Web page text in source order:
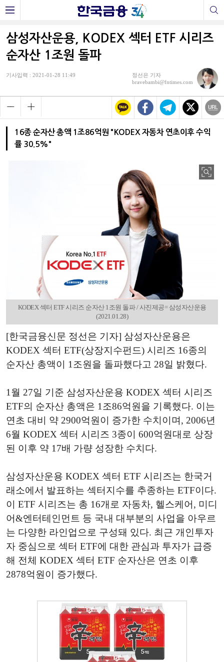
삼성자산운용, KODEX 섹터 ETF 시리즈
순자산 1조원 돌파
기사입력 : 2021-01-28 11:49
정선은 기자
bravebambi@fntimes.com
16종 순자산 총액 1조86억원 "KODEX 자동차 연초이후 수익
률 30.5%"
KODEX 섹터 ETF 시리즈 순자산 1조원 돌파 / 사진제공= 삼성자산운용
(2021.01.28)
[한국금융신문 정선은 기자] 삼성자산운용은
KODEX 섹터 ETF(상장지수펀드) 시리즈 16종의
순자산 총액이 1조원을 돌파했다고 28일 밝혔다.
1월 27일 기준 삼성자산운용 KODEX 섹터 시리즈
ETF의 순자산 총액은 1조86억원을 기록했다. 이는
연초 대비 약 2900억원이 증가한 수치이며, 2006년
6월 KODEX 섹터 시리즈 3종이 600억원대로 상장
된 이후 약 17배 가량 성장한 수치다.
삼성자산운용 KODEX 섹터 ETF 시리즈는 한국거
래소에서 발표하는 섹터지수를 추종하는 ETF이다.
이 ETF 시리즈는 총 16개로 자동차, 헬스케어, 미디
어&엔터테인먼트 등 국내 대부분의 사업을 아우르
는 다양한 라인업으로 구성돼 있다. 최근 개인투자
자 중심으로 섹터 ETF에 대한 관심과 투자가 급증
해 전체 KODEX 섹터 ETF 순자산은 연초 이후
2878억원이 증가했다.